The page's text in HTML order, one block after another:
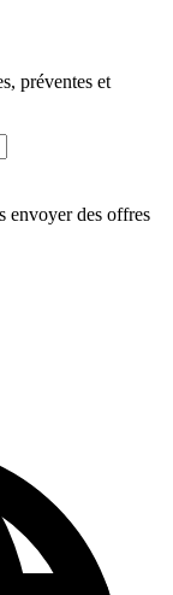
préventes et
envoyer des offres